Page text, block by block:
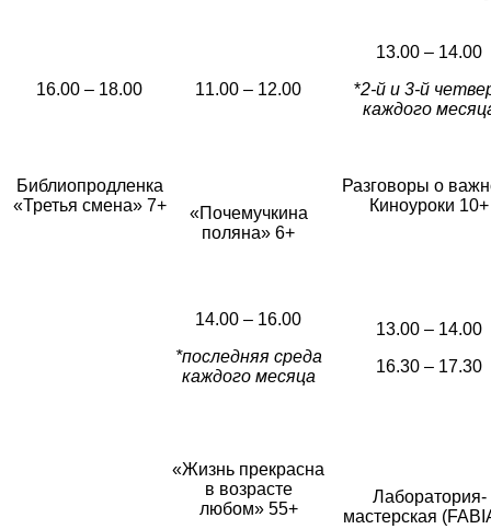
16.00 – 18.00 11.00 – 12.00
13.00 – 14.00
*2-й и 3-й
каждого
Библиопродленка
«Третья смена» 7+
«Почемучкина
поляна» 6+
Разговоры о
Киноуроки 10+
14.00 – 16.00
*последняя среда
каждого месяца
13.00 – 14.00
16.30 – 17.30
«Жизнь прекрасна
в возрасте
любом» 55+
Лаборатория-
мастерская